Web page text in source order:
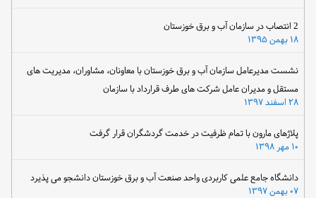
۱۸ بهمن ۱۳۹۵
نشست مدیرعامل سازمان آب و برق خوزستان با معاونان، مشاوران، مدیریت های
مستقل و مدیران عامل شرکت های طرف قرارداد با سازمان
۲۸ اسفند ۱۳۹۷
پلاژهای مارون با تمام ظرفیت در خدمت گردشگران قرار گرفت
دانشگاه جامع علمی کاربردی واحد صنعت آب و برق خوزستان دانشجو می پذیرد
۰۷ بهمن ۱۳۹۷